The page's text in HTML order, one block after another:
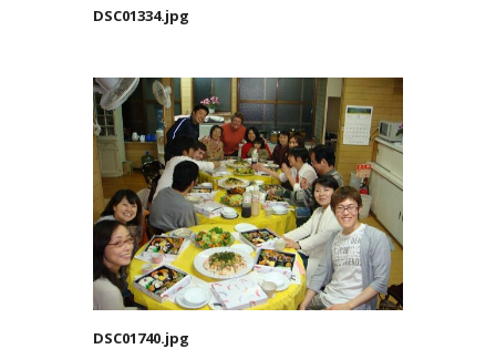
DSC01334.jpg
DSC01740.jpg